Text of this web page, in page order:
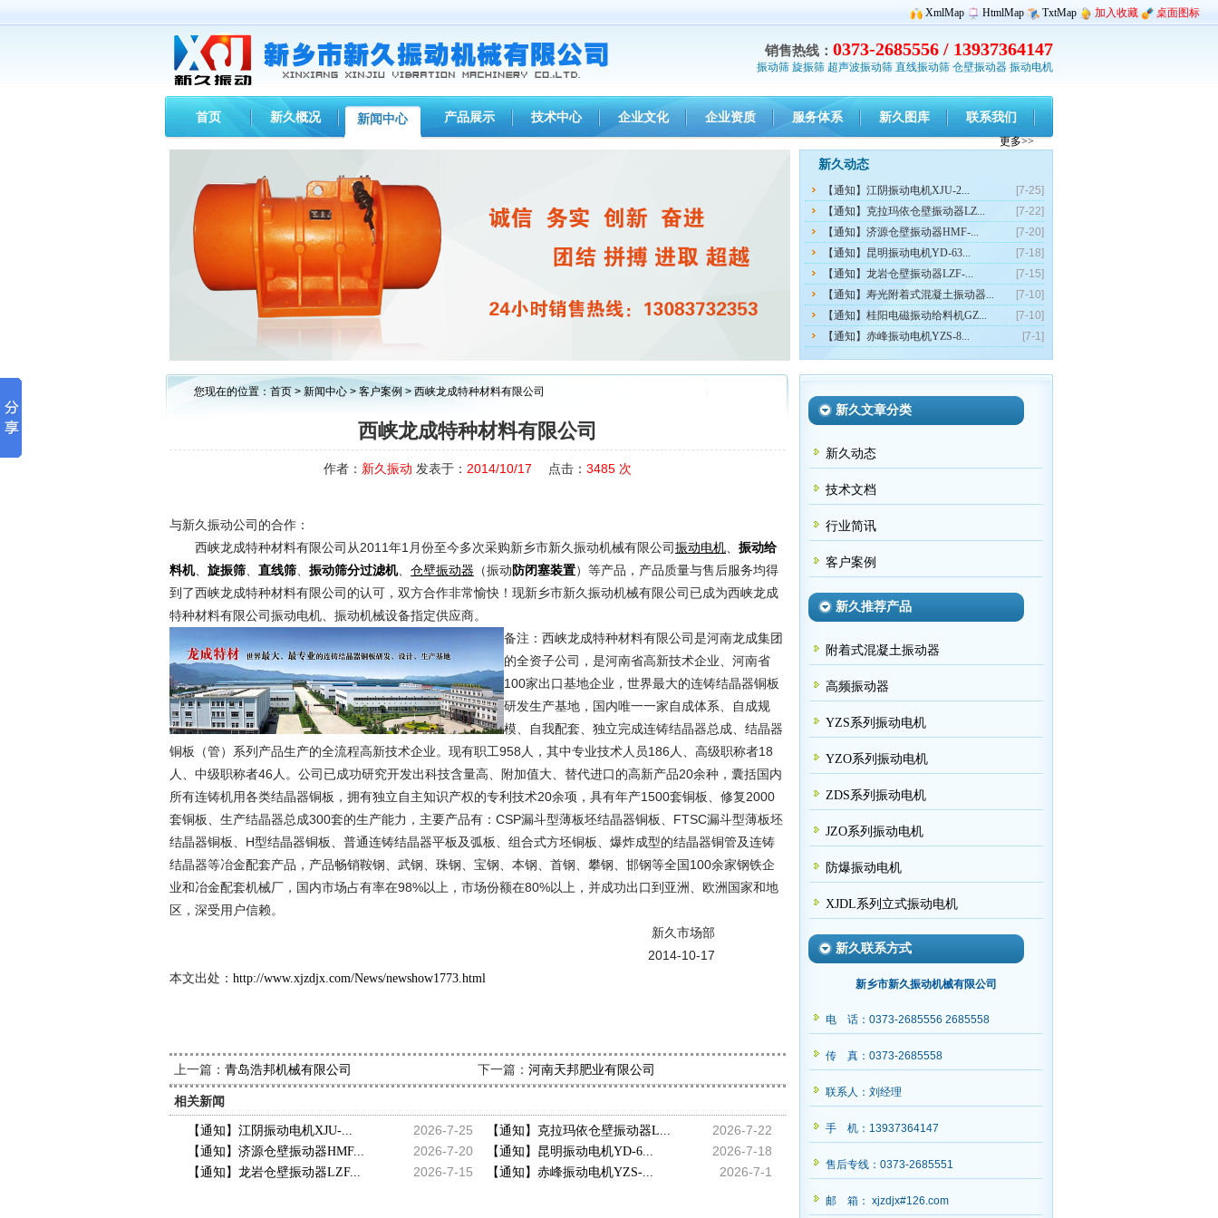
XmlMap HtmlMap TxtMap 加入收藏 桌面图标
销售热线： 0373-2685556 / 13937364147
振动筛 旋振筛 超声波振动筛 直线振动筛 仓壁振动器 振动电机
首页 新久概况 新闻中心 产品展示 技术中心 企业文化 企业资质 服务体系 新久图库 联系我们
新久动态
更多>>
[7-25]
【通知】江阴振动电机XJU-2...
[7-22]
【通知】克拉玛依仓壁振动器LZ...
[7-20]
【通知】济源仓壁振动器HMF-...
[7-18]
【通知】昆明振动电机YD-63...
[7-15]
【通知】龙岩仓壁振动器LZF-...
[7-10]
【通知】寿光附着式混凝土振动器...
[7-10]
【通知】桂阳电磁振动给料机GZ...
[7-1]
【通知】赤峰振动电机YZS-8...
您现在的位置： 首页 > 新闻中心 > 客户案例 > 西峡龙成特种材料有限公司
西峡龙成特种材料有限公司
作者： 新久振动 发表于： 2014/10/17 点击： 3485 次
与新久振动公司的合作：
西峡龙成特种材料有限公司从2011年1月份至今多次采购新乡市新久振动机械有限公司 振动电机
振动给
料机、 旋振筛 直线筛 振动筛分过滤机、 仓壁振动器 （振动 防闭塞装置）等产品，产品质量与售后服务均得
到了西峡龙成特种材料有限公司的认可，双方合作非常愉快！现新乡市新久振动机械有限公司已成为西峡龙成
特种材料有限公司振动电机、振动机械设备指定供应商。
备注：西峡龙成特种材料有限公司是河南龙成集团
的全资子公司，是河南省高新技术企业、河南省
100家出口基地企业，世界最大的连铸结晶器铜板
研发生产基地，国内唯一一家自成体系、自成规
模、自我配套、独立完成连铸结晶器总成、结晶器
铜板（管）系列产品生产的全流程高新技术企业。现有职工958人，其中专业技术人员186人、高级职称者18
人、中级职称者46人。公司已成功研究开发出科技含量高、附加值大、替代进口的高新产品20余种，囊括国内
所有连铸机用各类结晶器铜板，拥有独立自主知识产权的专利技术20余项，具有年产1500套铜板、修复2000
套铜板、生产结晶器总成300套的生产能力，主要产品有：CSP漏斗型薄板坯结晶器铜板、FTSC漏斗型薄板坯
结晶器铜板、H型结晶器铜板、普通连铸结晶器平板及弧板、组合式方坯铜板、爆炸成型的结晶器铜管及连铸
结晶器等冶金配套产品，产品畅销鞍钢、武钢、珠钢、宝钢、本钢、首钢、攀钢、邯钢等全国100余家钢铁企
业和冶金配套机械厂，国内市场占有率在98%以上，市场份额在80%以上，并成功出口到亚洲、欧洲国家和地
区，深受用户信赖。
新久市场部
2014-10-17
本文出处： http://www.xjzdjx.com/News/newshow1773.html
上一篇： 青岛浩邦机械有限公司 下一篇： 河南天邦肥业有限公司
相关新闻
2026-7-25
【通知】江阴振动电机XJU-... 2026-7-22
【通知】克拉玛依仓壁振动器L...
2026-7-20
【通知】济源仓壁振动器HMF... 2026-7-18
【通知】昆明振动电机YD-6...
2026-7-15
【通知】龙岩仓壁振动器LZF... 2026-7-1
【通知】赤峰振动电机YZS-...
新久文章分类
新久动态
技术文档
行业简讯
客户案例
新久推荐产品
附着式混凝土振动器
高频振动器
YZS系列振动电机
YZO系列振动电机
ZDS系列振动电机
JZO系列振动电机
防爆振动电机
XJDL系列立式振动电机
新久联系方式
新乡市新久振动机械有限公司
电 话：0373-2685556 2685558
传 真：0373-2685558
联系人：刘经理
手 机：13937364147
售后专线：0373-2685551
邮 箱： xjzdjx#126.com